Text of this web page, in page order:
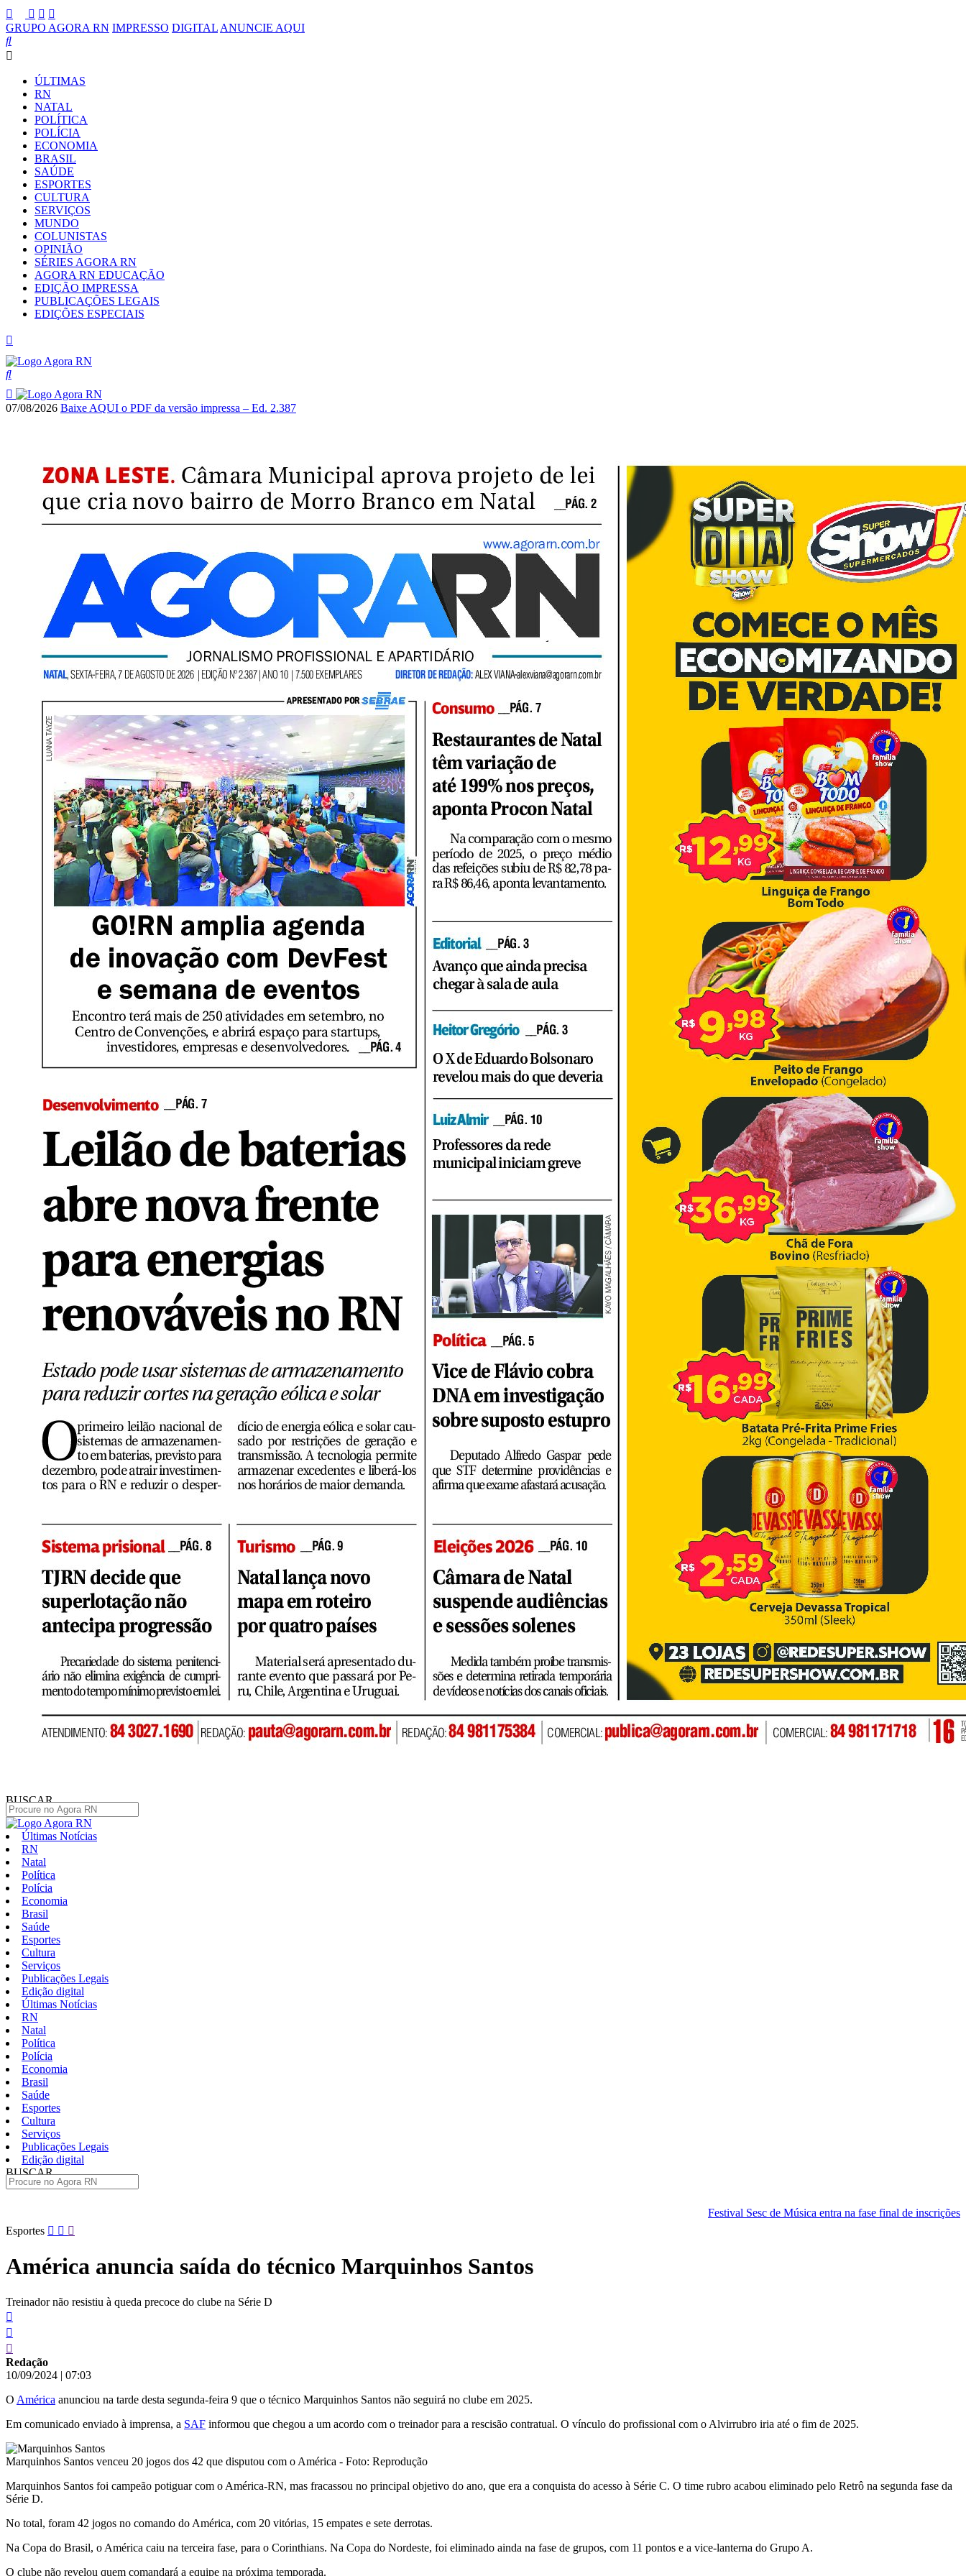
GRUPO AGORA RN IMPRESSO DIGITAL ANUNCIE AQUI
ÚLTIMAS
RN
NATAL
POLÍTICA
POLÍCIA
ECONOMIA
BRASIL
SAÚDE
ESPORTES
CULTURA
SERVIÇOS
MUNDO
COLUNISTAS
OPINIÃO
SÉRIES AGORA RN
AGORA RN EDUCAÇÃO
EDIÇÃO IMPRESSA
PUBLICAÇÕES LEGAIS
EDIÇÕES ESPECIAIS
07/08/2026 Baixe AQUI o PDF da versão impressa – Ed. 2.387
BUSCAR
Últimas Notícias
RN
Natal
Política
Polícia
Economia
Brasil
Saúde
Esportes
Cultura
Serviços
Publicações Legais
Edição digital
Últimas Notícias
RN
Natal
Política
Polícia
Economia
Brasil
Saúde
Esportes
Cultura
Serviços
Publicações Legais
Edição digital
BUSCAR
Festival Sesc de Música entra na fase final de inscrições
RN busca
Pular
para
conteúdo
Esportes
América anuncia saída do técnico Marquinhos Santos
Treinador não resistiu à queda precoce do clube na Série D
Redação
10/09/2024 | 07:03
O América anunciou na tarde desta segunda-feira 9 que o técnico Marquinhos Santos não seguirá no clube em 2025.
Em comunicado enviado à imprensa, a SAF informou que chegou a um acordo com o treinador para a rescisão contratual. O vínculo do profissional com o Alvirrubro iria até o fim de 2025.
Marquinhos Santos venceu 20 jogos dos 42 que disputou com o América - Foto: Reprodução
Marquinhos Santos foi campeão potiguar com o América-RN, mas fracassou no principal objetivo do ano, que era a conquista do acesso à Série C. O time rubro acabou eliminado pelo Retrô na segunda fase da
Série D.
No total, foram 42 jogos no comando do América, com 20 vitórias, 15 empates e sete derrotas.
Na Copa do Brasil, o América caiu na terceira fase, para o Corinthians. Na Copa do Nordeste, foi eliminado ainda na fase de grupos, com 11 pontos e a vice-lanterna do Grupo A.
O clube não revelou quem comandará a equipe na próxima temporada.